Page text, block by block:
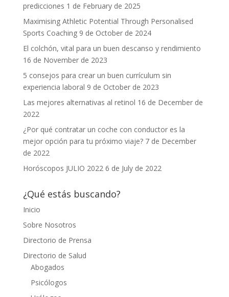
predicciones 1 de February de 2025
Maximising Athletic Potential Through Personalised
Sports Coaching 9 de October de 2024
El colchón, vital para un buen descanso y rendimiento
16 de November de 2023
5 consejos para crear un buen currículum sin
experiencia laboral 9 de October de 2023
Las mejores alternativas al retinol 16 de December de
2022
¿Por qué contratar un coche con conductor es la
mejor opción para tu próximo viaje? 7 de December
de 2022
Horóscopos JULIO 2022 6 de July de 2022
¿Qué estás buscando?
Inicio
Sobre Nosotros
Directorio de Prensa
Directorio de Salud
Abogados
Psicólogos